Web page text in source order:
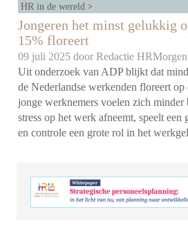
HR in de wereld
Jongeren het minst gelukkig
15% floreert
09 juli 2025 doorRedactie HRMorgen
Uit onderzoek van ADP blijkt dat
de Nederlandse werkenden floreert
jonge werknemers voelen zich
stress op het werk afneemt, speelt een
en controle een grote rol in het